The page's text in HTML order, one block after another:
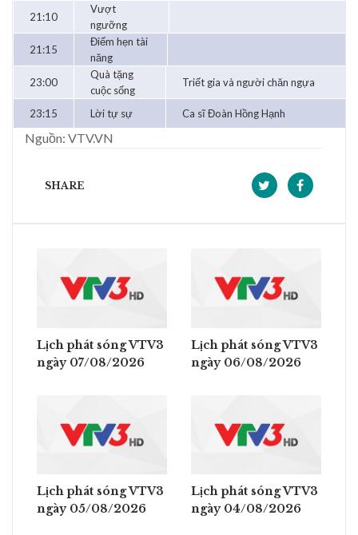
21:10
Vượt
ngưỡng
21:15
Điểm hẹn tài
năng
23:00
Quà tặng
cuộc sống
Triết gia và người chăn ngựa
23:15 Lời tự sự Ca sĩ Đoàn Hồng Hạnh
Nguồn: VTV.VN
SHARE
Lịch phát sóng VTV3
ngày 07/08/2026
Lịch phát sóng VTV3
ngày 06/08/2026
Lịch phát sóng VTV3
ngày 05/08/2026
Lịch phát sóng VTV3
ngày 04/08/2026